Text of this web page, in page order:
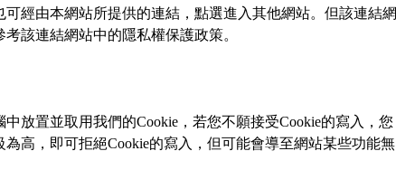
經由本網站所提供的連結，點選進入其他網站。但該連結網
該連結網站中的隱私權保護政策。
放置並取用我們的Cookie，若您不願接受Cookie的寫入，您
高，即可拒絕Cookie的寫入，但可能會導至網站某些功能無